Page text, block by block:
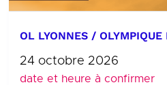
OL LYONNES /
24 octobre 2026
date et heure à confirmer